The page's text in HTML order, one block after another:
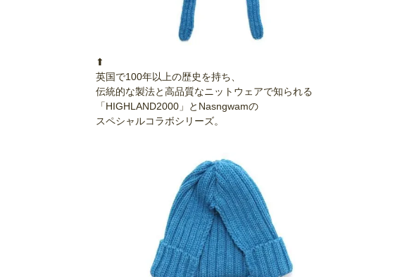
⬆︎
英国で100年以上の歴史を持ち、
伝統的な製法と高品質なニットウェアで知られる
「HIGHLAND2000」とNasngwamの
スペシャルコラボシリーズ。